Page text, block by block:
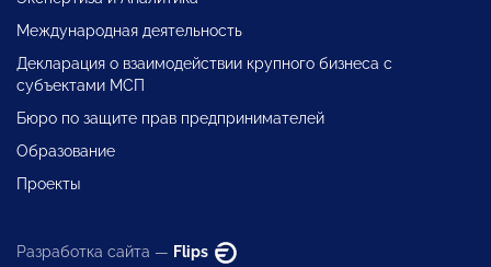
Международная деятельность
Декларация о взаимодействии крупного бизнеса с
субъектами МСП
Бюро по защите прав предпринимателей
Образование
Проекты
Разработка сайта — Flips